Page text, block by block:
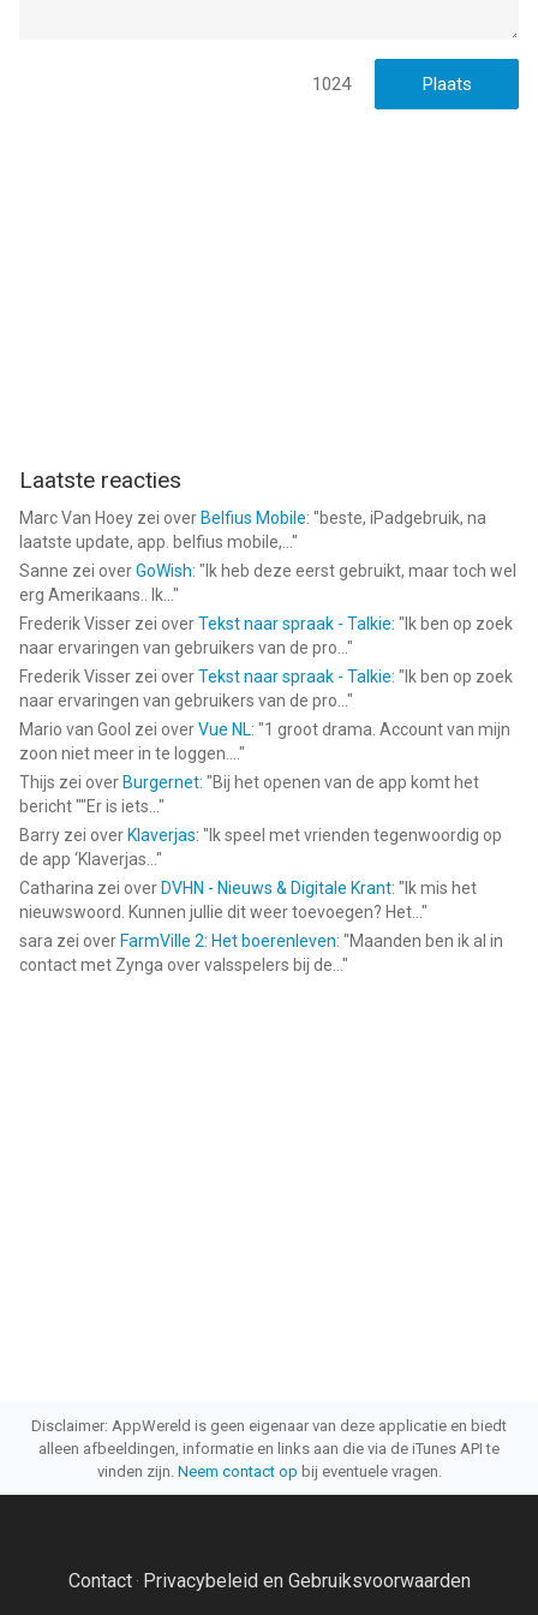
1024
Laatste reacties
Marc Van Hoey zei over Belfius Mobile: "beste, iPadgebruik, na
laatste update, app. belfius mobile,... "
Sanne zei overGoWish: " Ik heb deze eerst gebruikt, maar toch wel
erg Amerikaans.. Ik... "
Frederik Visser zei overTekst naar spraak - Talkie: " Ik ben op zoek
naar ervaringen van gebruikers van de pro... "
Frederik Visser zei overTekst naar spraak - Talkie: " Ik ben op zoek
naar ervaringen van gebruikers van de pro... "
Mario van Gool zei overVue NL: "1 groot drama. Account van mijn
zoon niet meer in te loggen.... "
Thijs zei over Burgernet: "Bij het openen van de app komt het
bericht ""Er is iets... "
Barry zei over Klaverjas: " Ik speel met vrienden tegenwoordig op
de app ‘Klaverjas... "
Catharina zei over DVHN - Nieuws & Digitale Krant: " Ik mis het
nieuwswoord. Kunnen jullie dit weer toevoegen? Het... "
sara zei over FarmVille 2: Het boerenleven: "Maanden ben ik al in
contact met Zynga over valsspelers bij de... "
Disclaimer: AppWereld is geen eigenaar van deze applicatie en biedt
alleen afbeeldingen, informatie en links aan die via de iTunes API te
vinden zijn. Neem contact op bij eventuele vragen.
Contact· Privacybeleid en Gebruiksvoorwaarden